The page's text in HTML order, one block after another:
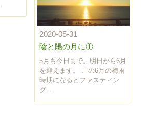
2020-05-31
陰と陽の月に①
5月も今日まで。明日から6月
を迎えます。 この6月の梅雨
時期になるとファスティン
グ...